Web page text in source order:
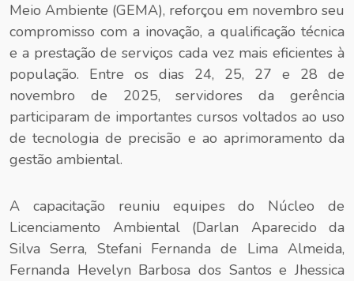
Meio Ambiente (GEMA), reforçou em novembro seu
compromisso com a inovação, a qualificação técnica
e a prestação de serviços cada vez mais eficientes à
população. Entre os dias 24, 25, 27 e 28 de
novembro de 2025, servidores da gerência
participaram de importantes cursos voltados ao uso
de tecnologia de precisão e ao aprimoramento da
gestão ambiental.
A capacitação reuniu equipes do Núcleo de
Licenciamento Ambiental (Darlan Aparecido da
Silva Serra, Stefani Fernanda de Lima Almeida,
Fernanda Hevelyn Barbosa dos Santos e Jhessica